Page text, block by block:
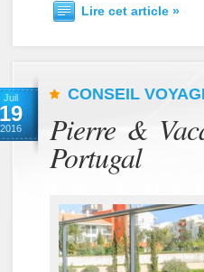
Lire cet article »
Juil
19
2016
CONSEIL
Pierre &
Portugal